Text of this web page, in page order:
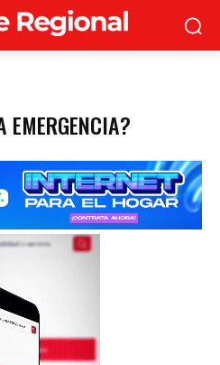
EMERGENCIA?